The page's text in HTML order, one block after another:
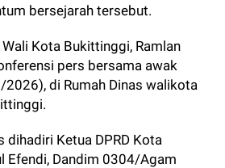
bersejarah tersebut.
Kota Bukittinggi, Ramlan
pers bersama awak
di Rumah Dinas walikota
dihadiri Ketua DPRD Kota
Efendi, Dandim 0304/Agam